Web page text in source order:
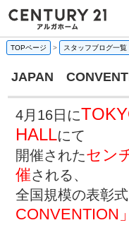
TOPページ > スタッフブログ一覧
JAPAN
4月16日に
HALLにて
開催されたセン
催される、
全国規模の表彰式
CONVENTION」